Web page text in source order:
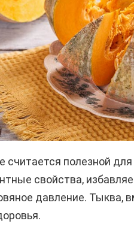
считается полезной
свойства,
давление. Тыква,